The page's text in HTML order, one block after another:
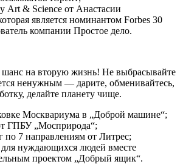
Art & Science от Анастасии
является номинантом Forbes 30
компании Простое дело.
на вторую жизнь! Не выбрасывайте
ненужным — дарите, обменивайтесь,
делайте планету чище.
Москвариума в „Доброй машине“;
ГПБУ „Мосприрода“;
по 7 направлениям от Литрес;
нуждающихся людей вместе
проектом „Добрый ящик“.